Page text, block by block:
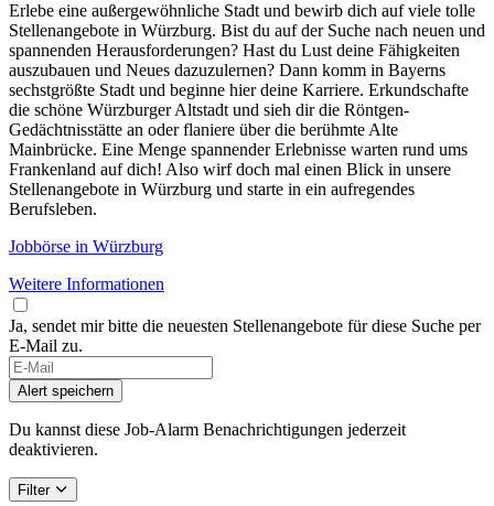
Erlebe eine außergewöhnliche Stadt und bewirb dich auf viele tolle
Stellenangebote in Würzburg. Bist du auf der Suche nach neuen und
spannenden Herausforderungen? Hast du Lust deine Fähigkeiten
auszubauen und Neues dazuzulernen? Dann komm in Bayerns
sechstgrößte Stadt und beginne hier deine Karriere. Erkundschafte
die schöne Würzburger Altstadt und sieh dir die Röntgen-
Gedächtnisstätte an oder flaniere über die berühmte Alte
Mainbrücke. Eine Menge spannender Erlebnisse warten rund ums
Frankenland auf dich! Also wirf doch mal einen Blick in unsere
Stellenangebote in Würzburg und starte in ein aufregendes
Berufsleben.
Jobbörse in Würzburg
Weitere Informationen
Ja, sendet mir bitte die neuesten Stellenangebote für diese Suche per
E-Mail zu.
Alert speichern
Du kannst diese Job-Alarm Benachrichtigungen jederzeit
deaktivieren.
Filter